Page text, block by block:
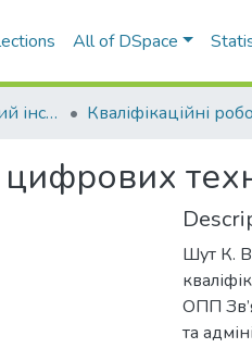
All of DSpace
Навчально-науковий інститут економіки, управління, права та інформаційних технологій
Шут К.
ОПП
та